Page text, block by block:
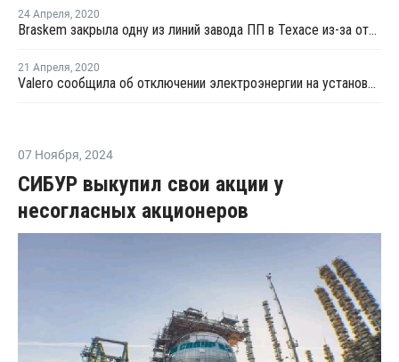
24 Апреля, 2020
Braskem закрыла одну из линий завода ПП в Техасе из-за отключения электроэнергии
21 Апреля, 2020
Valero сообщила об отключении электроэнергии на установке каткрекинга в Техасе
07 Ноября, 2024
СИБУР выкупил свои акции у
несогласных акционеров